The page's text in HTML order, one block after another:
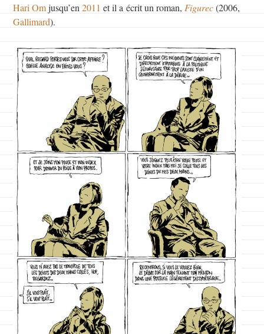
Hari Omjusqu’en2011 et il a écrit un roman, Figurec(2006,
Gallimard).